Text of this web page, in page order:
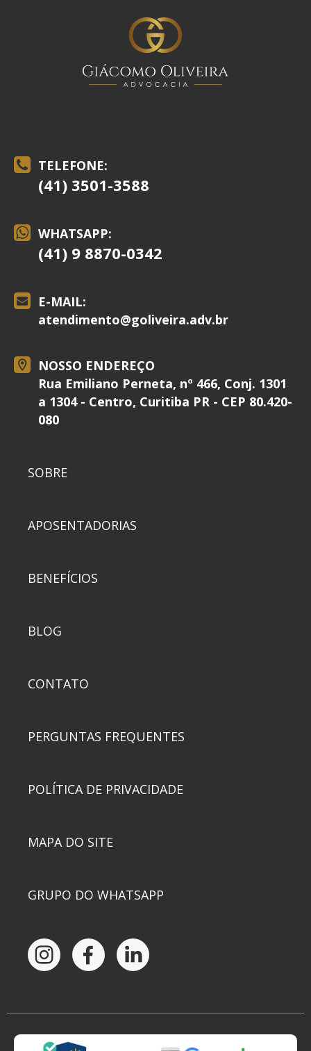
TELEFONE:
(41) 3501-3588
WHATSAPP:
(41) 9 8870-0342
E-MAIL:
atendimento@goliveira.adv.br
NOSSO ENDEREÇO
Rua Emiliano Perneta, nº 466, Conj. 1301
a 1304 - Centro, Curitiba PR - CEP 80.420-
080
SOBRE
APOSENTADORIAS
BENEFÍCIOS
BLOG
CONTATO
PERGUNTAS FREQUENTES
POLÍTICA DE PRIVACIDADE
MAPA DO SITE
GRUPO DO WHATSAPP